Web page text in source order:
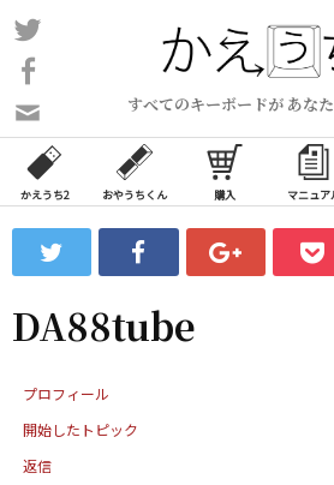
コ
ン
ン
ツ
ス
ッ
プ
すべてのキーボードが あな
い
合
わ
フ
ォ
ム
かえうち2 おやうちくん 購入 マニュア
DA88tube
プロフィール
開始したトピック
返信